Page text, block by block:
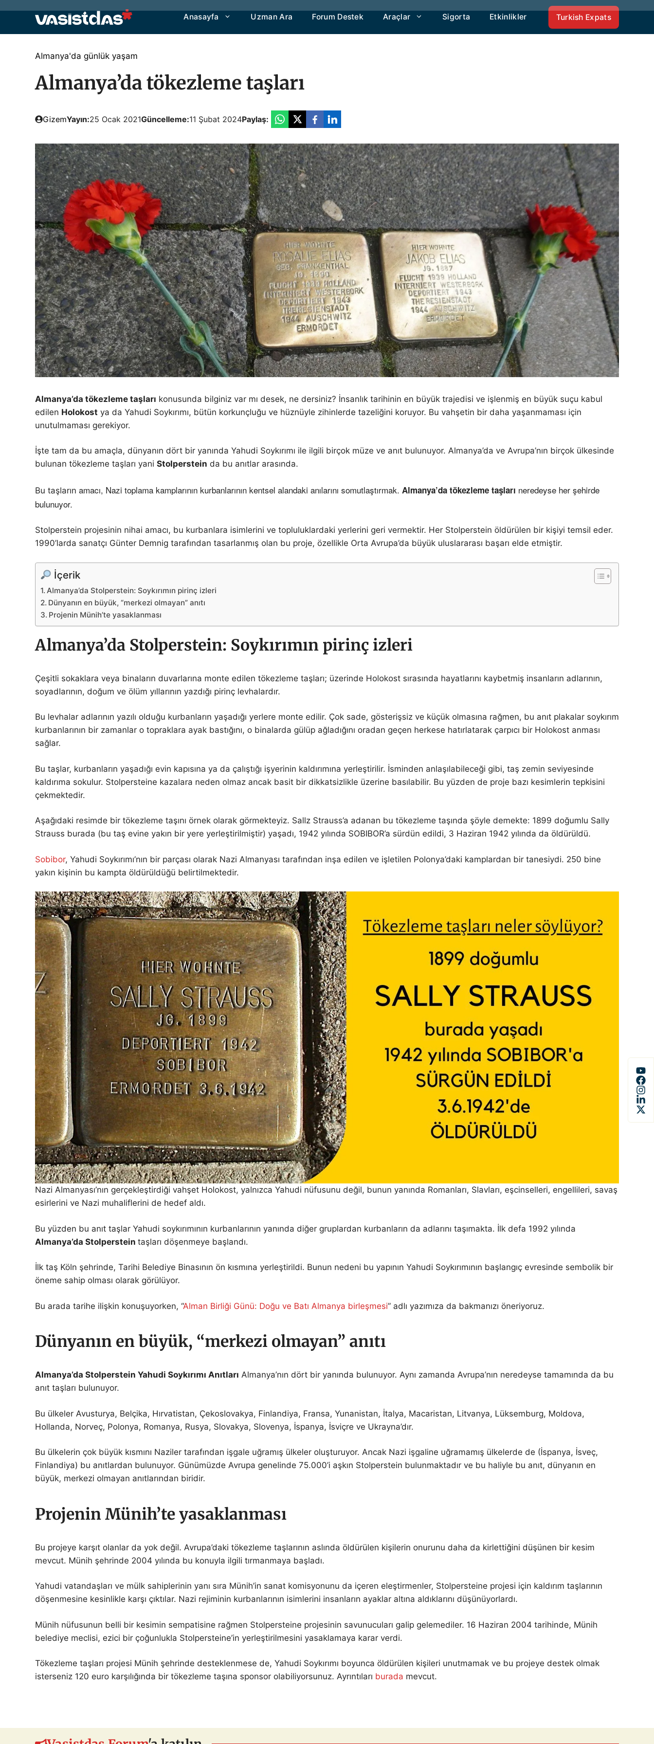
Anasayfa Uzman Ara Forum Destek Araçlar Sigorta Etkinlikler Turkish Expats
Almanya'da günlük yaşam
Almanya’da tökezleme taşları
GizemYayın:25 Ocak 2021Güncelleme:11 Şubat 2024Paylaş:
Almanya’da tökezleme taşları konusunda bilginiz var mı desek, ne dersiniz? İnsanlık tarihinin en büyük trajedisi ve işlenmiş en büyük suçu kabul
edilen Holokost ya da Yahudi Soykırımı, bütün korkunçluğu ve hüznüyle zihinlerde tazeliğini koruyor. Bu vahşetin bir daha yaşanmaması için
unutulmaması gerekiyor.
İşte tam da bu amaçla, dünyanın dört bir yanında Yahudi Soykırımı ile ilgili birçok müze ve anıt bulunuyor. Almanya’da ve Avrupa’nın birçok ülkesinde
bulunan tökezleme taşları yani Stolperstein da bu anıtlar arasında.
Bu taşların amacı, Nazi toplama kamplarının kurbanlarının kentsel alandaki anılarını somutlaştırmak. Almanya’da tökezleme taşları neredeyse her şehirde
bulunuyor.
Stolperstein projesinin nihai amacı, bu kurbanlara isimlerini ve topluluklardaki yerlerini geri vermektir. Her Stolperstein öldürülen bir kişiyi temsil eder.
1990’larda sanatçı Günter Demnig tarafından tasarlanmış olan bu proje, özellikle Orta Avrupa’da büyük uluslararası başarı elde etmiştir.
İçerik
Almanya’da Stolperstein: Soykırımın pirinç izleri
Dünyanın en büyük, “merkezi olmayan” anıtı
Projenin Münih’te yasaklanması
Almanya’da Stolperstein: Soykırımın pirinç izleri
Çeşitli sokaklara veya binaların duvarlarına monte edilen tökezleme taşları; üzerinde Holokost sırasında hayatlarını kaybetmiş insanların adlarının,
soyadlarının, doğum ve ölüm yıllarının yazdığı pirinç levhalardır.
Bu levhalar adlarının yazılı olduğu kurbanların yaşadığı yerlere monte edilir. Çok sade, gösterişsiz ve küçük olmasına rağmen, bu anıt plakalar soykırım
kurbanlarının bir zamanlar o topraklara ayak bastığını, o binalarda gülüp ağladığını oradan geçen herkese hatırlatarak çarpıcı bir Holokost anması
sağlar.
Bu taşlar, kurbanların yaşadığı evin kapısına ya da çalıştığı işyerinin kaldırımına yerleştirilir. İsminden anlaşılabileceği gibi, taş zemin seviyesinde
kaldırıma sokulur. Stolpersteine ​​kazalara neden olmaz ancak basit bir dikkatsizlikle üzerine basılabilir. Bu yüzden de proje bazı kesimlerin tepkisini
çekmektedir.
Aşağıdaki resimde bir tökezleme taşını örnek olarak görmekteyiz. Sallz Strauss’a adanan bu tökezleme taşında şöyle demekte: 1899 doğumlu Sally
Strauss burada (bu taş evine yakın bir yere yerleştirilmiştir) yaşadı, 1942 yılında SOBIBOR’a sürdün edildi, 3 Haziran 1942 yılında da öldürüldü.
Sobibor, Yahudi Soykırımı’nın bir parçası olarak Nazi Almanyası tarafından inşa edilen ve işletilen Polonya’daki kamplardan bir tanesiydi. 250 bine
yakın kişinin bu kampta öldürüldüğü belirtilmektedir.
Nazi Almanyası’nın gerçekleştirdiği vahşet Holokost, yalnızca Yahudi nüfusunu değil, bunun yanında Romanları, Slavları, eşcinselleri, engellileri, savaş
esirlerini ve Nazi muhaliflerini de hedef aldı.
Bu yüzden bu anıt taşlar Yahudi soykırımının kurbanlarının yanında diğer gruplardan kurbanların da adlarını taşımakta. İlk defa 1992 yılında
Almanya’da Stolperstein taşları döşenmeye başlandı.
İlk taş Köln şehrinde, Tarihi Belediye Binasının ön kısmına yerleştirildi. Bunun nedeni bu yapının Yahudi Soykırımının başlangıç evresinde sembolik bir
öneme sahip olması olarak görülüyor.
Bu arada tarihe ilişkin konuşuyorken, “Alman Birliği Günü: Doğu ve Batı Almanya birleşmesi” adlı yazımıza da bakmanızı öneriyoruz.
Dünyanın en büyük, “merkezi olmayan” anıtı
Almanya’da Stolperstein Yahudi Soykırımı Anıtları Almanya’nın dört bir yanında bulunuyor. Aynı zamanda Avrupa’nın neredeyse tamamında da bu
anıt taşları bulunuyor.
Bu ülkeler Avusturya, Belçika, Hırvatistan, Çekoslovakya, Finlandiya, Fransa, Yunanistan, İtalya, Macaristan, Litvanya, Lüksemburg, Moldova,
Hollanda, Norveç, Polonya, Romanya, Rusya, Slovakya, Slovenya, İspanya, İsviçre ve Ukrayna’dır.
Bu ülkelerin çok büyük kısmını Naziler tarafından işgale uğramış ülkeler oluşturuyor. Ancak Nazi işgaline uğramamış ülkelerde de (İspanya, İsveç,
Finlandiya) bu anıtlardan bulunuyor. Günümüzde Avrupa genelinde 75.000’i aşkın Stolperstein bulunmaktadır ve bu haliyle bu anıt, dünyanın en
büyük, merkezi olmayan anıtlarından biridir.
Projenin Münih’te yasaklanması
Bu projeye karşıt olanlar da yok değil. Avrupa’daki tökezleme taşlarının aslında öldürülen kişilerin onurunu daha da kirlettiğini düşünen bir kesim
mevcut. Münih şehrinde 2004 yılında bu konuyla ilgili tırmanmaya başladı.
Yahudi vatandaşları ve mülk sahiplerinin yanı sıra Münih’in sanat komisyonunu da içeren eleştirmenler, Stolpersteine ​​projesi için kaldırım taşlarının
döşenmesine kesinlikle karşı çıktılar. Nazi rejiminin kurbanlarının isimlerini insanların ayaklar altına aldıklarını düşünüyorlardı.
Münih nüfusunun belli bir kesimin sempatisine rağmen Stolpersteine ​​projesinin savunucuları galip gelemediler. 16 Haziran 2004 tarihinde, Münih
belediye meclisi, ezici bir çoğunlukla Stolpersteine’in yerleştirilmesini yasaklamaya karar verdi.
Tökezleme taşları projesi Münih şehrinde desteklenmese de, Yahudi Soykırımı boyunca öldürülen kişileri unutmamak ve bu projeye destek olmak
isterseniz 120 euro karşılığında bir tökezleme taşına sponsor olabiliyorsunuz. Ayrıntıları burada mevcut.